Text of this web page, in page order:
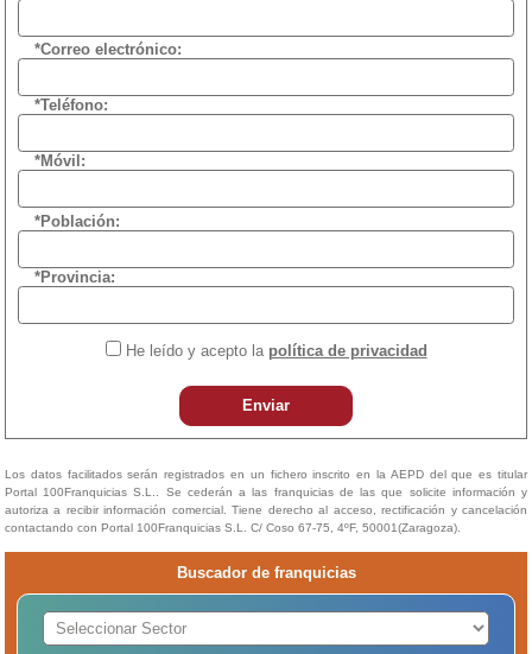
*Correo electrónico:
*Teléfono:
*Móvil:
*Población:
*Provincia:
He leído y acepto la política de privacidad
Enviar
Los datos facilitados serán registrados en un fichero inscrito en la AEPD del que es titular
Portal 100Franquicias S.L.. Se cederán a las franquicias de las que solicite información y
autoriza a recibir información comercial. Tiene derecho al acceso, rectificación y cancelación
contactando con Portal 100Franquicias S.L. C/ Coso 67-75, 4ºF, 50001(Zaragoza).
Buscador de franquicias